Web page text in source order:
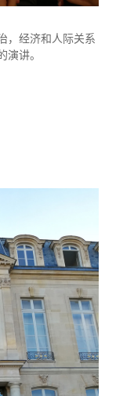
，经济和人际关系
讲。